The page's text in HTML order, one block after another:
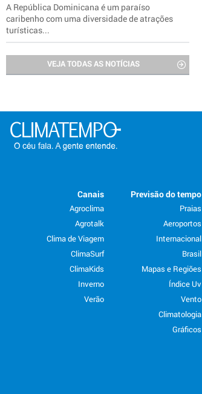
A República Dominicana é um paraíso
caribenho com uma diversidade de atrações
turísticas...
VEJA TODAS AS NOTÍCIAS
Previsão do tempo
Praias
Aeroportos
Internacional
Brasil
Mapas e Regiões
Índice Uv
Vento
Climatologia
Gráficos
Canais
Agroclima
Agrotalk
Clima de Viagem
ClimaSurf
ClimaKids
Inverno
Verão